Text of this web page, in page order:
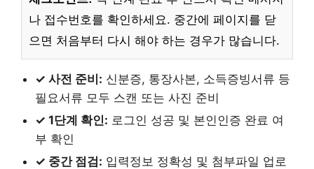
나 접수번호를 확인하세요. 중간에 페이지를 닫
으면 처음부터 다시 해야 하는 경우가 많습니다.
✓ 사전 준비: 신분증, 통장사본, 소득증빙서류 등
필요서류 모두 스캔 또는 사진 준비
✓ 1단계 확인: 로그인 성공 및 본인인증 완료 여
부 확인
✓ 중간 점검: 입력정보 정확성 및 첨부파일 업로